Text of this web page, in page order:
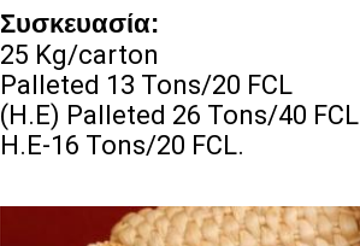
Συσκευασία:
25 Kg/carton
Palleted 13 Tons/20 FCL
(Η.Ε) Palleted 26 Tons/40 FCL
Η.Ε-16 Tons/20 FCL.